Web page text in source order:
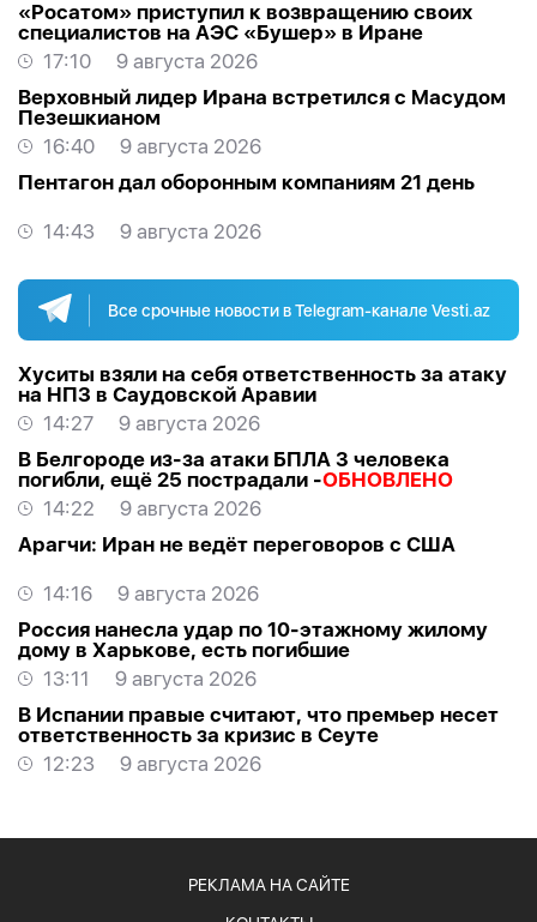
«Росатом» приступил к возвращению своих
специалистов на АЭС «Бушер» в Иране
17:10
9 августа 2026
Верховный лидер Ирана встретился с Масудом
Пезешкианом
16:40
9 августа 2026
Пентагон дал оборонным компаниям 21 день
14:43 9 августа 2026
Все срочные новости в Telegram-канале Vesti.az
Хуситы взяли на себя ответственность за атаку
на НПЗ в Саудовской Аравии
14:27
9 августа 2026
В Белгороде из-за атаки БПЛА 3 человека
погибли, ещё 25 пострадали -ОБНОВЛЕНО
14:22
9 августа 2026
Арагчи: Иран не ведёт переговоров с США
14:16
9 августа 2026
Россия нанесла удар по 10-этажному жилому
дому в Харькове, есть погибшие
13:11
9 августа 2026
В Испании правые считают, что премьер несет
ответственность за кризис в Сеуте
12:23
9 августа 2026
РЕКЛАМА НА САЙТЕ